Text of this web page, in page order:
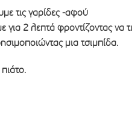
τις γαρίδες -αφού
2 λεπτά φροντίζοντας να
μια τσιμπίδα.